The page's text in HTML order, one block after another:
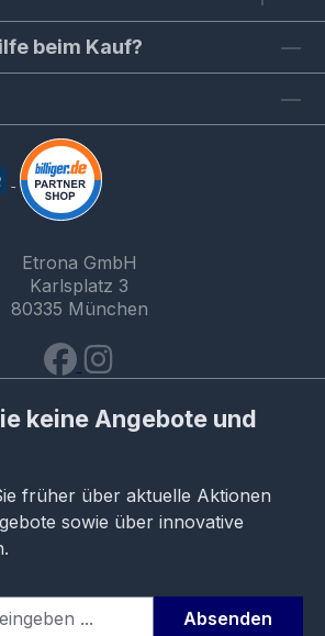
beim Kauf?
Etrona GmbH
Karlsplatz 3
80335 München
keine Angebote und
früher über aktuelle Aktionen
sowie über innovative
Absenden